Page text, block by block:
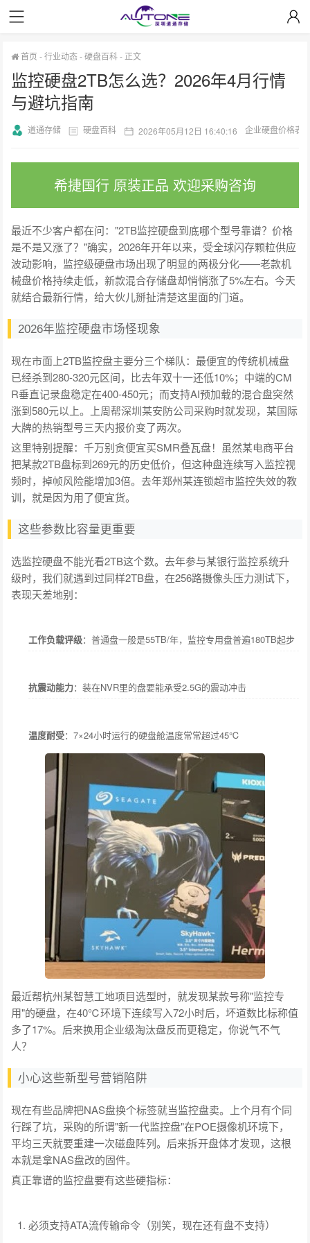
首页 -行业动态-硬盘百科- 正文
监控硬盘2TB怎么选？2026年4月行情
与避坑指南
道通存储 硬盘百科 2026年05月12日 16:40:16 企业硬盘价格表
希捷国行 原装正品 欢迎采购咨询
最近不少客户都在问："2TB监控硬盘到底哪个型号靠谱？价格
是不是又涨了？"确实，2026年开年以来，受全球闪存颗粒供应
波动影响，监控级硬盘市场出现了明显的两极分化——老款机
械盘价格持续走低，新款混合存储盘却悄悄涨了5%左右。今天
就结合最新行情，给大伙儿掰扯清楚这里面的门道。
2026年监控硬盘市场怪现象
现在市面上2TB监控盘主要分三个梯队：最便宜的传统机械盘
已经杀到280-320元区间，比去年双十一还低10%；中端的CM
R垂直记录盘稳定在400-450元；而支持AI预加载的混合盘突然
涨到580元以上。上周帮深圳某安防公司采购时就发现，某国际
大牌的热销型号三天内报价变了两次。
这里特别提醒：千万别贪便宜买SMR叠瓦盘！虽然某电商平台
把某款2TB盘标到269元的历史低价，但这种盘连续写入监控视
频时，掉帧风险能增加3倍。去年郑州某连锁超市监控失效的教
训，就是因为用了便宜货。
这些参数比容量更重要
选监控硬盘不能光看2TB这个数。去年参与某银行监控系统升
级时，我们就遇到过同样2TB盘，在256路摄像头压力测试下，
表现天差地别：
工作负载评级：普通盘一般是55TB/年，监控专用盘普遍180TB起步
抗震动能力：装在NVR里的盘要能承受2.5G的震动冲击
温度耐受：7×24小时运行的硬盘舱温度常常超过45℃
最近帮杭州某智慧工地项目选型时，就发现某款号称"监控专
用"的硬盘，在40℃环境下连续写入72小时后，坏道数比标称值
多了17%。后来换用企业级淘汰盘反而更稳定，你说气不气
人？
小心这些新型号营销陷阱
现在有些品牌把NAS盘换个标签就当监控盘卖。上个月有个同
行踩了坑，采购的所谓"新一代监控盘"在POE摄像机环境下，
平均三天就要重建一次磁盘阵列。后来拆开盘体才发现，这根
本就是拿NAS盘改的固件。
真正靠谱的监控盘要有这些硬指标：
必须支持ATA流传输命令（别笑，现在还有盘不支持）